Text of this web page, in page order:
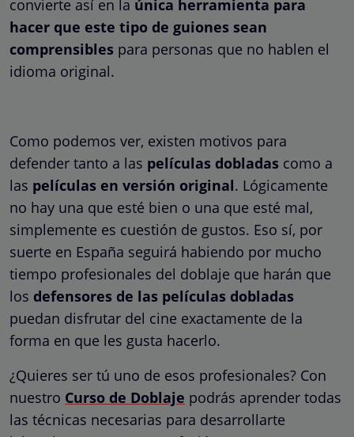
convierte así en la única herramienta para
hacer que este tipo de guiones sean
comprensibles para personas que no hablen el
idioma original.
Como podemos ver, existen motivos para
defender tanto a las películas dobladas como a
las películas en versión original. Lógicamente
no hay una que esté bien o una que esté mal,
simplemente es cuestión de gustos. Eso sí, por
suerte en España seguirá habiendo por mucho
tiempo profesionales del doblaje que harán que
los defensores de las películas dobladas
puedan disfrutar del cine exactamente de la
forma en que les gusta hacerlo.
¿Quieres ser tú uno de esos profesionales? Con
nuestro Curso de Doblaje podrás aprender todas
las técnicas necesarias para desarrollarte